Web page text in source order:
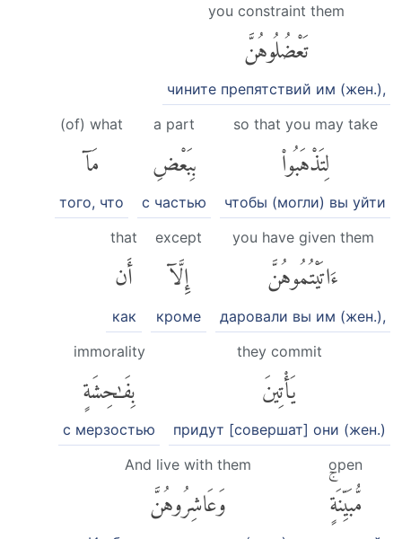
you constraint them
تَعْضُلُوهُنَّ
чините препятствий им (жен.),
so that you may take
لِتَذْهَبُوا۟
чтобы (могли) вы уйти
a part
بِبَعْضِ
с частью
(of) what
مَآ
того, что
you have given them
ءَاتَيْتُمُوهُنَّ
даровали вы им (жен.),
except
إِلَّآ
кроме
that
أَن
как
they commit
يَأْتِينَ
придут [совершат] они (жен.)
immorality
بِفَٰحِشَةٍ
c мерзостью
open
مُّبَيِّنَةٍۚ
And live with them
وَعَاشِرُوهُنَّ